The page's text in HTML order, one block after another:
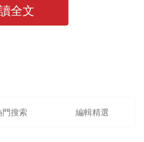
全文
門搜索 編輯精選